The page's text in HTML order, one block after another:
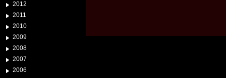
2012
2011
2010
2009
2008
2007
2006